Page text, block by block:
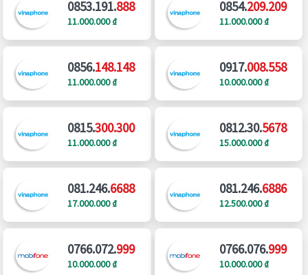
0853.191.888
11.000.000 ₫
0854.209.209
11.000.000 ₫
0856.148.148
11.000.000 ₫
0917.008.558
10.000.000 ₫
0815.300.300
11.000.000 ₫
0812.30.5678
15.000.000 ₫
081.246.6688
17.000.000 ₫
081.246.6886
12.500.000 ₫
0766.072.999
10.000.000 ₫
0766.076.999
10.000.000 ₫